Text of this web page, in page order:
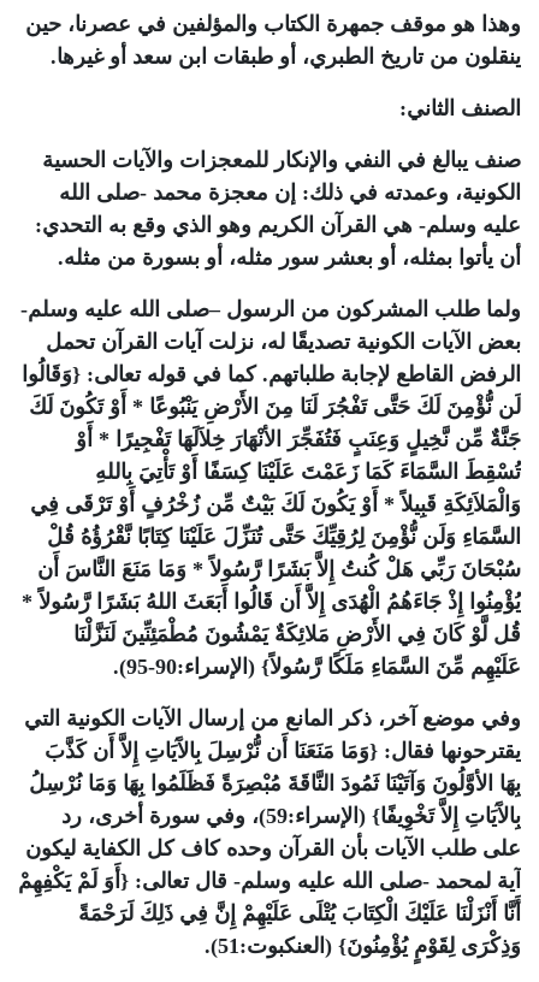
وهذا هو موقف جمهرة الكتاب والمؤلفين في عصرنا، حين
ينقلون من تاريخ الطبري، أو طبقات ابن سعد أو غيرها.
الصنف الثاني:
صنف يبالغ في النفي والإنكار للمعجزات والآيات الحسية
الكونية، وعمدته في ذلك: إن معجزة محمد -صلى الله
عليه وسلم- هي القرآن الكريم وهو الذي وقع به التحدي:
أن يأتوا بمثله، أو بعشر سور مثله، أو بسورة من مثله.
ولما طلب المشركون من الرسول –صلى الله عليه وسلم-
بعض الآيات الكونية تصديقًا له، نزلت آيات القرآن تحمل
الرفض القاطع لإجابة طلباتهم. كما في قوله تعالى: {وَقَالُوا
لَن نُّؤْمِنَ لَكَ حَتَّى تَفْجُرَ لَنَا مِنَ الأَرْضِ يَنْبُوعًا * أَوْ تَكُونَ لَكَ
جَنَّةٌ مِّن نَّخِيلٍ وَعِنَبٍ فَتُفَجِّرَ الأنْهَارَ خِلاَلَهَا تَفْجِيرًا * أَوْ
تُسْقِطَ السَّمَاءَ كَمَا زَعَمْتَ عَلَيْنَا كِسَفًا أَوْ تَأْتِيَ بِاللهِ
وَالْمَلاَئِكَةِ قَبِيلاً * أَوْ يَكُونَ لَكَ بَيْتٌ مِّن زُخْرُفٍ أَوْ تَرْقَى فِي
السَّمَاءِ وَلَن نُّؤْمِنَ لِرُقِيِّكَ حَتَّى تُنَزِّلَ عَلَيْنَا كِتَابًا نَّقْرُؤُهُ قُلْ
سُبْحَانَ رَبِّي هَلْ كُنتُ إِلاَّ بَشَرًا رَّسُولاً * وَمَا مَنَعَ النَّاسَ أَن
يُؤْمِنُوا إِذْ جَاءَهُمُ الْهُدَى إِلاَّ أَن قَالُوا أَبَعَثَ اللهُ بَشَرًا رَّسُولاً *
قُل لَّوْ كَانَ فِي الأَرْضِ مَلائِكَةٌ يَمْشُونَ مُطْمَئِنِّينَ لَنَزَّلْنَا
عَلَيْهِم مِّنَ السَّمَاءِ مَلَكًا رَّسُولاً} (الإسراء:90-95).
وفي موضع آخر، ذكر المانع من إرسال الآيات الكونية التي
يقترحونها فقال: {وَمَا مَنَعَنَا أَن نُّرْسِلَ بِالآَيَاتِ إِلاَّ أَن كَذَّبَ
بِهَا الأوَّلُونَ وَآتَيْنَا ثَمُودَ النَّاقَةَ مُبْصِرَةً فَظَلَمُوا بِهَا وَمَا نُرْسِلُ
بِالآَيَاتِ إِلاَّ تَخْوِيفًا} (الإسراء:59)، وفي سورة أخرى، رد
على طلب الآيات بأن القرآن وحده كاف كل الكفاية ليكون
آية لمحمد -صلى الله عليه وسلم- قال تعالى: {أَوَ لَمْ يَكْفِهِمْ
أَنَّا أَنْزَلْنَا عَلَيْكَ الْكِتَابَ يُتْلَى عَلَيْهِمْ إِنَّ فِي ذَلِكَ لَرَحْمَةً
وَذِكْرَى لِقَوْمٍ يُؤْمِنُونَ} (العنكبوت:51).